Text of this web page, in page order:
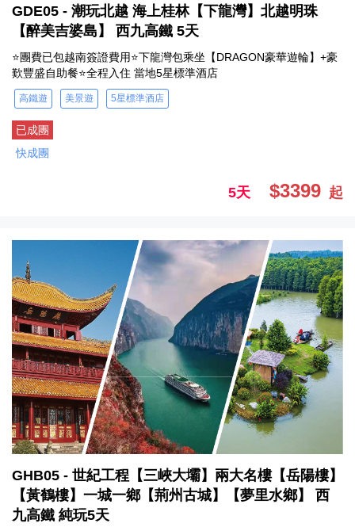
GDE05 - 潮玩北越 海上桂林【下龍灣】北越明珠
【醉美吉婆島】 西九高鐵 5天
⭐團費已包越南簽證費用⭐下龍灣包乘坐【DRAGON豪華遊輪】+豪
歎豐盛自助餐⭐全程入住 當地5星標準酒店
高鐵遊 美景遊 5星標準酒店
已成團
快成團
5天 $3399 起
GHB05 - 世紀工程【三峽大壩】兩大名樓【岳陽樓】
【黃鶴樓】一城一鄉【荊州古城】【夢里水鄉】 西
九高鐵 純玩5天